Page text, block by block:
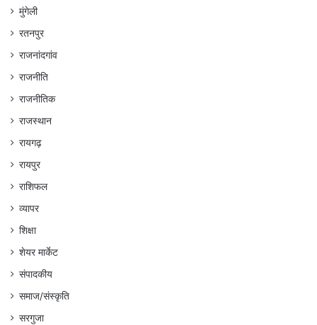
मुंगेली
रतनपुर
राजनांदगांव
राजनीति
राजनीतिक
राजस्थान
रायगढ़
रायपुर
राशिफल
व्यापर
शिक्षा
शेयर मार्केट
संपादकीय
समाज/संस्कृति
सरगुजा